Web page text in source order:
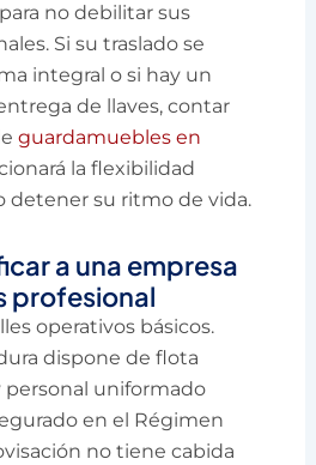
no debilitar sus
Si su traslado se
integral o si hay un
de llaves, contar
guardamuebles en
la flexibilidad
detener su ritmo de vida.
a una empresa
profesional
operativos básicos.
dispone de flota
personal uniformado
en el Régimen
no tiene cabida